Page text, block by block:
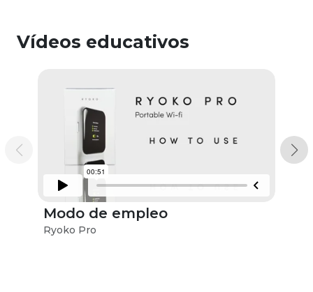
Vídeos educativos
Modo de empleo
Ryoko Pro